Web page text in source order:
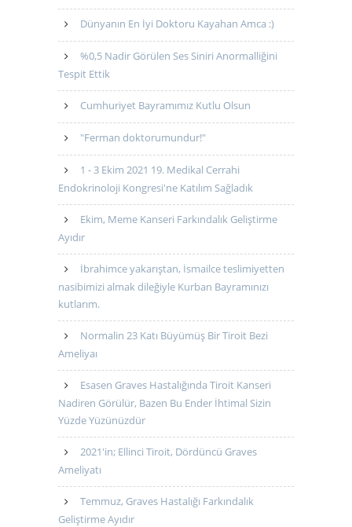
Dünyanın En İyi Doktoru Kayahan Amca :)
%0,5 Nadir Görülen Ses Siniri Anormalliğini
Tespit Ettik
Cumhuriyet Bayramımız Kutlu Olsun
"Ferman doktorumundur!"
1 - 3 Ekim 2021 19. Medikal Cerrahi
Endokrinoloji Kongresi'ne Katılım Sağladık
Ekim, Meme Kanseri Farkındalık Geliştirme
Ayıdır
İbrahimce yakarıştan, İsmailce teslimiyetten
nasibimizi almak dileğiyle Kurban Bayramınızı
kutlarım.
Normalin 23 Katı Büyümüş Bir Tiroit Bezi
Ameliyaı
Esasen Graves Hastalığında Tiroit Kanseri
Nadiren Görülür, Bazen Bu Ender İhtimal Sizin
Yüzde Yüzünüzdür
2021'in; Ellinci Tiroit, Dördüncü Graves
Ameliyatı
Temmuz, Graves Hastalığı Farkındalık
Geliştirme Ayıdır